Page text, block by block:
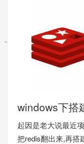
windows下搭
起因是老大说最近
把redis翻出来,再搭